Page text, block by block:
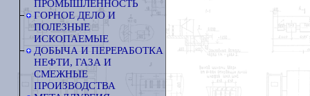
ПРОМЫШЛЕННОСТЬ
ГОРНОЕ ДЕЛО И
ПОЛЕЗНЫЕ
ИСКОПАЕМЫЕ
ДОБЫЧА И ПЕРЕРАБОТКА
НЕФТИ, ГАЗА И
СМЕЖНЫЕ
ПРОИЗВОДСТВА